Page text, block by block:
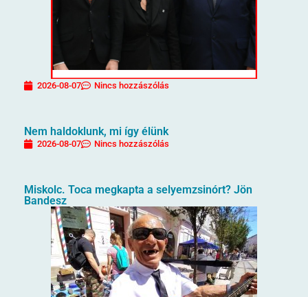
2026-08-07 Nincs hozzászólás
Nem haldoklunk, mi így élünk
2026-08-07 Nincs hozzászólás
Miskolc. Toca megkapta a selyemzsinórt? Jön
Bandesz